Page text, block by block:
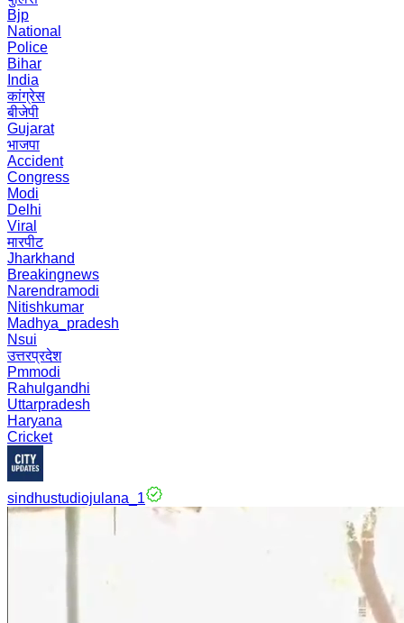
Bjp
National
Police
Bihar
India
कांग्रेस
बीजेपी
Gujarat
भाजपा
Accident
Congress
Modi
Delhi
Viral
मारपीट
Jharkhand
Breakingnews
Narendramodi
Nitishkumar
Madhya_pradesh
Nsui
उत्तरप्रदेश
Pmmodi
Rahulgandhi
Uttarpradesh
Haryana
Cricket
sindhustudiojulana_1